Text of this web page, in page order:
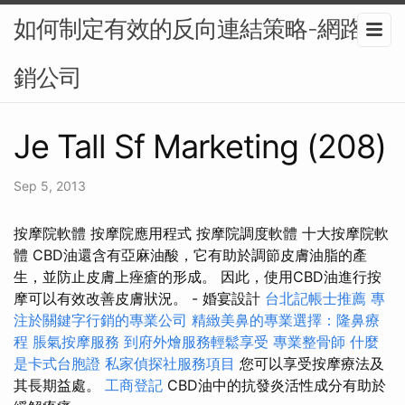
如何制定有效的反向連結策略-網路行
銷公司
Je Tall Sf Marketing (208)
Sep 5, 2013
按摩院軟體 按摩院應用程式 按摩院調度軟體 十大按摩院軟
體 CBD油還含有亞麻油酸，它有助於調節皮膚油脂的產
生，並防止皮膚上痤瘡的形成。 因此，使用CBD油進行按
摩可以有效改善皮膚狀況。 - 婚宴設計 台北記帳士推薦 專
注於關鍵字行銷的專業公司 精緻美鼻的專業選擇：隆鼻療
程 脹氣按摩服務 到府外燴服務輕鬆享受 專業整骨師 什麼
是卡式台胞證 私家偵探社服務項目 您可以享受按摩療法及
其長期益處。 工商登記 CBD油中的抗發炎活性成分有助於